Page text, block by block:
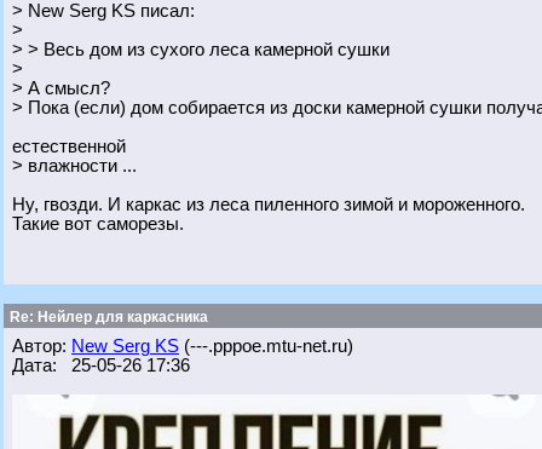
> New Serg KS писал:
>
> > Весь дом из сухого леса камерной сушки
>
> А смысл?
> Пока (если) дом собирается из доски камерной сушки
естественной
> влажности ...
Ну, гвозди. И каркас из леса пиленного зимой и мороженного.
Такие вот саморезы.
Re: Нейлер для каркасника
Автор: New Serg KS (---.pppoe.mtu-net.ru)
Дата: 25-05-26 17:36